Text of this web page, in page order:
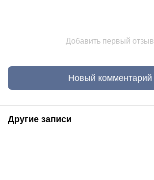
Добавить первый отзыв
Новый комментарий
Другие записи